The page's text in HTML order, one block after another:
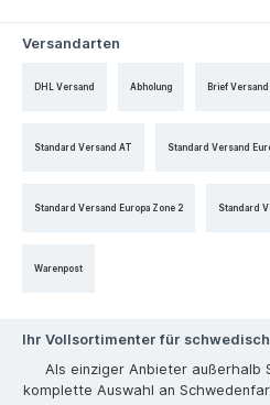
Versandarten
DHL Versand Abholung Brief Versand
Standard Versand AT Standard Versand
Standard Versand Europa Zone 2 Standard
Warenpost
Ihr Vollsortimenter für
Als einziger Anbieter außerhalb
komplette Auswahl an